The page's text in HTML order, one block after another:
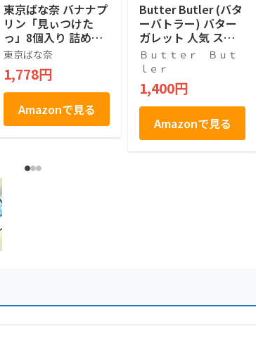
東京ばな奈 バナナプ
リン「見ぃつけた
っ」8個入り 詰め合
わせ 人気 手土産ス
イーツ 差し入れ
東京ばな奈
1,778円
Amazonで見る
Butter Butler (バタ
ーバトラー) バター
ガレット 人気 スイ
ーツ ギフト 東京土
産 手土産 個包装 プ
レゼント お返し 内
祝い 焼き菓子 退職
(9個入)
Ｂｕｔｔｅｒ Ｂｕｔ
ｌｅｒ
1,400円
Amazonで見る